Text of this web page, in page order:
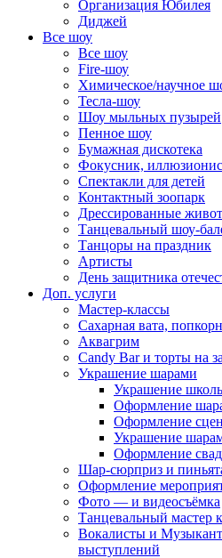
Организация Юбилея
Диджей
Все шоу
Все шоу
Fire-шоу
Химическое/научное
Тесла-шоу
Шоу мыльных пузырей
Пенное шоу
Бумажная дискотека
Фокусник,
Спектакли для детей
Контактный зоопарк
Дрессированные
Танцевальный шоу-
Танцоры на праздник
Артисты
День защитника
Доп. услуги
Мастер-классы
Сахарная вата,
Аквагрим
Candy Bar и торты на
Украшение шарами
Украшение
Оформление
Оформление
Украшение
Оформление
Шар-сюрприз и
Оформление
Фото — и видеосъёмка
Танцевальный мастер
Вокалисты и
выступлений